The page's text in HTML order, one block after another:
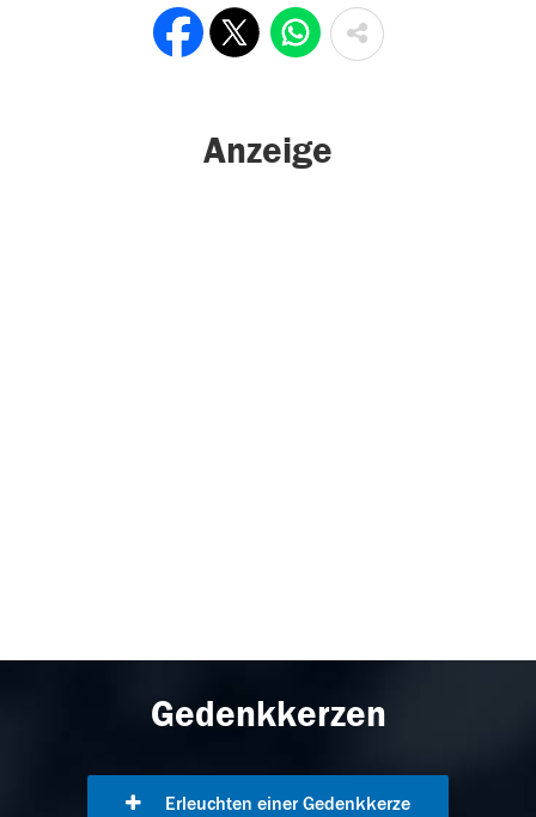
Anzeige
Gedenkkerzen
Erleuchten einer Gedenkkerze